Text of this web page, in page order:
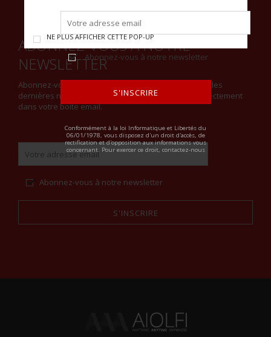
Abonnez-vous à notre newsletter
S'INSCRIRE
Conformément à la loi Informatique et Libertés du
06/01/1978, vous disposez d'un droit d'accès, de
rectification et d'opposition aux informations vous
concernant. Pour exercer ce droit, contactez-nous
NE PLUS AFFICHER CETTE POP-UP
ABONNEZ-VOUS À NOTRE
NEWSLETTER
Abonnez-vous à notre newsletter et restez informé des
dernières nouveautés et recevez notre actualité directement
dans votre boite email.
Abonnez-vous à notre newsletter
S'INSCRIRE